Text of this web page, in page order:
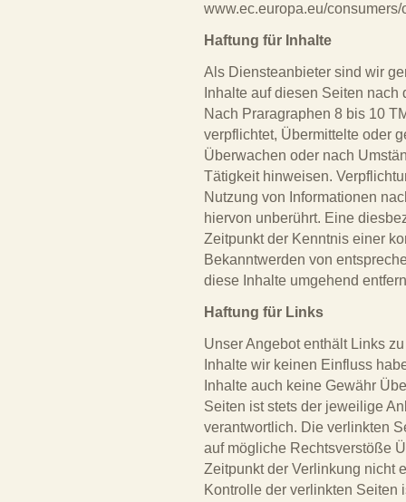
www.ec.europa.eu/consumers/
Haftung für Inhalte
Als Diensteanbieter sind wir
Inhalte auf diesen Seiten
Nach Praragraphen 8 bis 10
verpflichtet, Übermittelte oder
Überwachen oder nach
Tätigkeit hinweisen.
Nutzung von Informationen
hiervon unberührt. Eine
Zeitpunkt der Kenntnis einer
Bekanntwerden von
diese Inhalte umgehend
Haftung für Links
Unser Angebot enthält Links
Inhalte wir keinen Einfluss
Inhalte auch keine Gewähr
Seiten ist stets der jeweilige
verantwortlich. Die verlinkten
auf mögliche Rechtsverstöße
Zeitpunkt der Verlinkung nicht
Kontrolle der verlinkten Seiten